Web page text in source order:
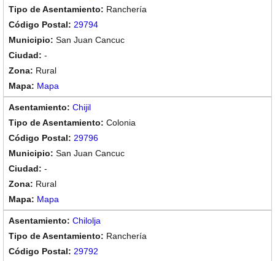
Ranchería
29794
San Juan Cancuc
-
Rural
Mapa
Chijil
Colonia
29796
San Juan Cancuc
-
Rural
Mapa
Chilolja
Ranchería
29792